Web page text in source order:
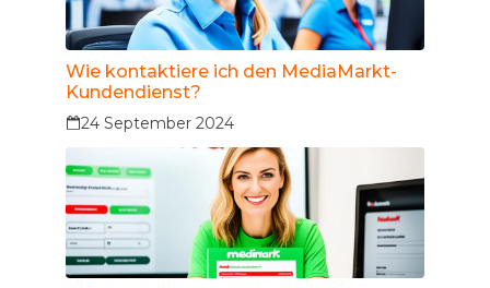
Wie kontaktiere ich den MediaMarkt-
Kundendienst?
24 September 2024